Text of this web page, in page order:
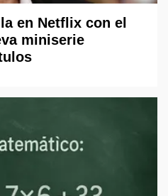
en Netflix con el
miniserie